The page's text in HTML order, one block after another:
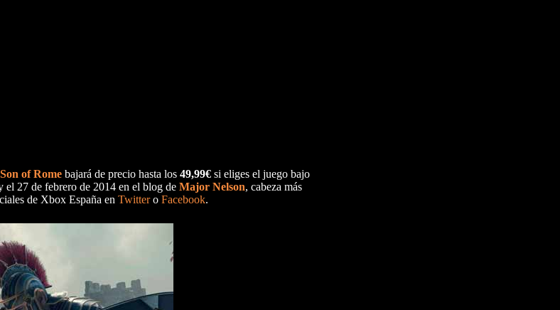
of Rome bajará de precio hasta los 49,99€ si eliges el juego bajo
el 27 de febrero de 2014 en el blog de Major Nelson, cabeza más
de Xbox España en Twittero Facebook.